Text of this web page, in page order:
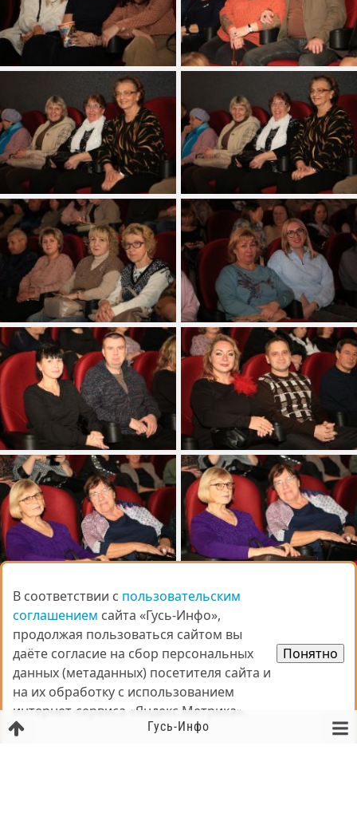
Гусь-Инфо
В соответствии с пользовательским
соглашением сайта «Гусь-Инфо»,
продолжая пользоваться сайтом вы
даёте согласие на сбор персональных
данных (метаданных) посетителя сайта и
на их обработку с использованием
интернет-сервиса «Яндекс.Метрика».
Понятно
В соответствии с пользовательским
соглашением сайта «Гусь-Инфо»,
продолжая пользоваться сайтом вы
даёте согласие на сбор персональных
данных (метаданных) посетителя сайта и
на их обработку с использованием
интернет-сервиса «Яндекс.Метрика».
Понятно